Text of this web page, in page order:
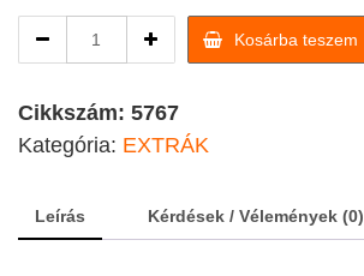
cross
fehér
quantity
Kosárba teszem
Cikkszám: 5767
Kategória: EXTRÁK
Leírás Kérdések / Vélemények (0)